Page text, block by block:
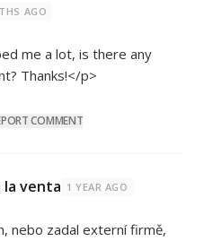
AGO
me a lot, is there any
Thanks!</p>
COMMENT
la venta 1 YEAR AGO
nebo zadal externí firmě,